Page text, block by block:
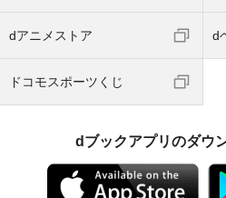
dアニメストア d
ドコモスポーツくじ
dブックアプリのダウ